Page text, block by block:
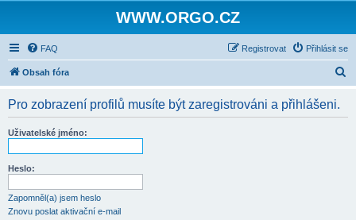
WWW.ORGO.CZ
FAQ Přihlásit se
Registrovat
Obsah fóra
Pro zobrazení profilů musíte být zaregistrováni a přihlášeni.
Uživatelské jméno:
Heslo:
Zapomněl(a) jsem heslo
Znovu poslat aktivační e-mail